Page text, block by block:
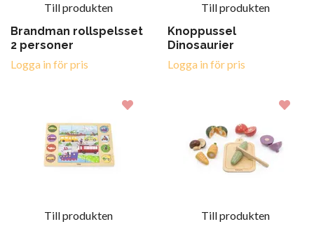
Till produkten
Brandman rollspelsset
2 personer
Logga in för pris
Till produkten
Knoppussel
Dinosaurier
Logga in för pris
Till produkten
Till produkten